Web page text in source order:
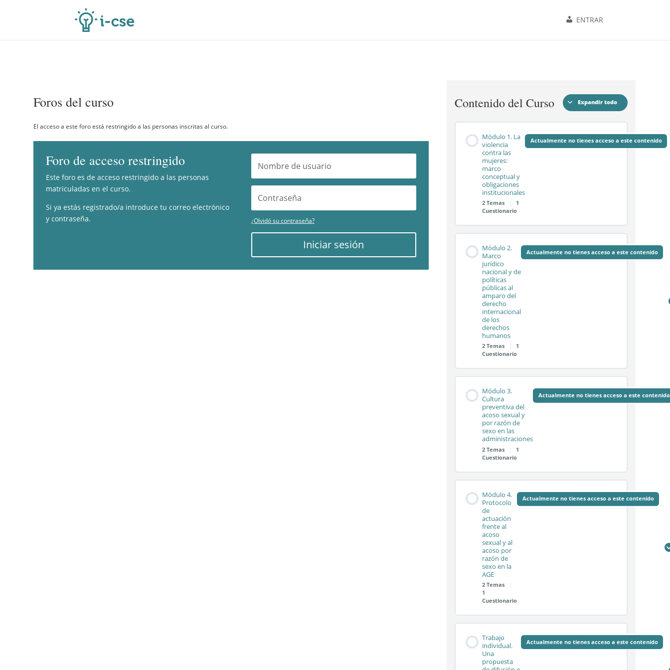
ENTRAR
Foros del curso
El acceso a este foro está restringido a las personas inscritas al curso.
Foro de acceso restringido
Este foro es de acceso restringido a las personas
matriculadas en el curso.
Si ya estás registrado/a introduce tu correo electrónico
y contraseña.
¿Olvidó su contraseña?
Iniciar sesión
Contenido del Curso Expandir todo
Módulos
Módulo 1. La
violencia
contra las
mujeres:
marco
conceptual y
obligaciones
institucionales
2 Temas
1
Cuestionario
Actualmente no tienes acceso a este contenido
Módulo
0%
COMPLETADO
0/2
pasos
Sesión síncrona 1.1
Sesión síncrona 1.2
Test módulo 1
Módulo 2.
Marco
jurídico
nacional y de
políticas
públicas al
amparo del
derecho
internacional
de los
derechos
humanos
2 Temas
1
Cuestionario
Actualmente no tienes acceso a este contenido
Módulo
0%
COMPLETADO
0/2
Sesión síncrona 2.1
Sesión síncrona 2.2
Test módulo 2
Módulo 3.
Cultura
preventiva del
acoso sexual y
por razón de
sexo en las
administraciones
2 Temas
1
Cuestionario
Actualmente no tienes acceso a este contenido
Módulo
COMPLETADO pasos
Sesión síncrona 3.1
Sesión síncrona 3.2
Módulo 4.
Protocolo
de
actuación
frente al
acoso
sexual y al
acoso por
razón de
sexo en la
AGE
2 Temas
1
Cuestionario
Actualmente no tienes acceso a este contenido
Módulo
0%
COMPLETADO
0/2
pasos
Trabajo
individual.
Una
propuesta
Actualmente no tienes acceso a este contenido